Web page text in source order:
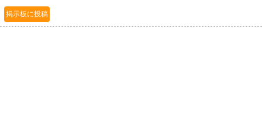
掲示板に投稿